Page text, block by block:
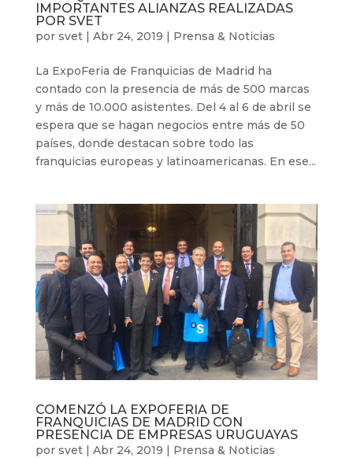
IMPORTANTES ALIANZAS REALIZADAS
POR SVET
por svet| Abr 24, 2019 | Prensa & Noticias
La ExpoFeria de Franquicias de Madrid ha
contado con la presencia de más de 500 marcas
y más de 10.000 asistentes. Del 4 al 6 de abril se
espera que se hagan negocios entre más de 50
países, donde destacan sobre todo las
franquicias europeas y latinoamericanas. En ese...
COMENZÓ LA EXPOFERIA DE
FRANQUICIAS DE MADRID CON
PRESENCIA DE EMPRESAS URUGUAYAS
por svet| Abr 24, 2019 | Prensa & Noticias